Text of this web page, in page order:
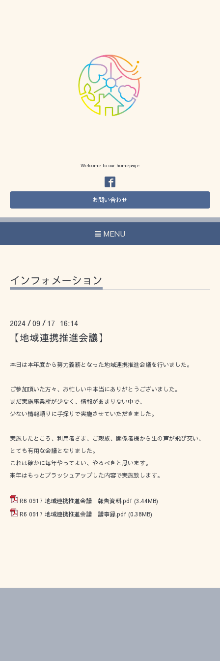
Welcome to our homepage
お問い合わせ
MENU
インフォメーション
2024 /09 / 17 16:14
【地域連携推進会議】
本日は本年度から努力義務となった地域連携推進会議を行いました。
ご参加頂いた方々、お忙しい中本当にありがとうございました。
まだ実施事業所が少なく、情報があまりない中で、
少ない情報頼りに手探りで実施させていただきました。
実施したところ、利用者さま、ご親族、関係者様から生の声が飛び交い、
とても有用な会議となりました。
これは確かに毎年やってよい、やるべきと思います。
来年はもっとブラッシュアップした内容で実施致します。
R6 0917 地域連携推進会議 報告資料.pdf (3.44MB)
R6 0917 地域連携推進会議 議事録.pdf (0.38MB)